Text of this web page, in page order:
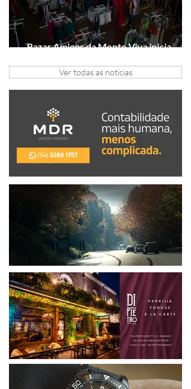
Bazar Amigos da Mente Viva inicia
Ver todas as notícias